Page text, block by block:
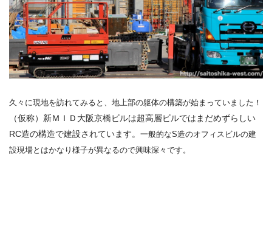
久々に現地を訪れてみると、地上部の躯体の構築が始まっていました！
（仮称）新ＭＩＤ大阪京橋ビルは超高層ビルではまだめずらしい
RC造の構造で建設されています。 一般的なS造のオフィスビルの建
設現場とはかなり様子が異なるので興味深々です。